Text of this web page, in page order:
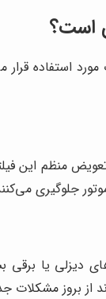
است؟
استفاده قرار
منظم
جلوگیری
یا برقی
از بروز مشکلات